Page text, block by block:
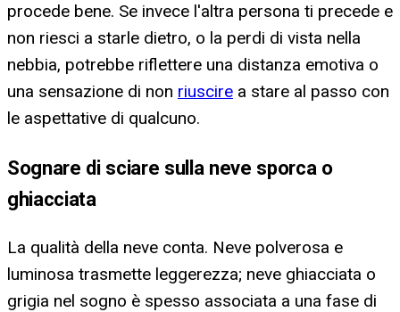
procede bene. Se invece l'altra persona ti precede e
non riesci a starle dietro, o la perdi di vista nella
nebbia, potrebbe riflettere una distanza emotiva o
una sensazione di non riuscire a stare al passo con
le aspettative di qualcuno.
Sognare di sciare sulla neve sporca o
ghiacciata
La qualità della neve conta. Neve polverosa e
luminosa trasmette leggerezza; neve ghiacciata o
grigia nel sogno è spesso associata a una fase di